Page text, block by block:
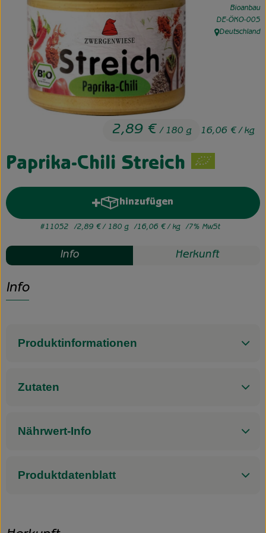
Unsere Hofkiste
Über uns
Neues vom Hof
Paprika-Chili Streich
2,89 €/ 180 g 16,06 €/ kg
Bioanbau
, Kontrollstelle:
DE-ÖKO-005
, Herkunft:
Deutschland
hinzufügen
Produkt zum Warenkorb
#11052 2,89 €/ 180 g 16,06 €/ kg 7% MwSt
Info Herkunft
Info
Produktinformationen
Zutaten
Nährwert-Info
Produktdatenblatt